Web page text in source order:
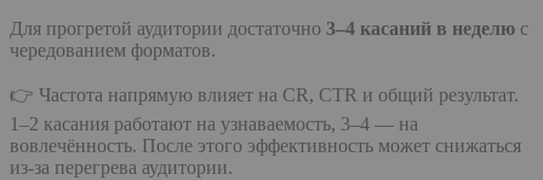
Для прогретой аудитории достаточно 3–4 касаний в неделю с
чередованием форматов.
👉 Частота напрямую влияет на CR, CTR и общий результат.
1–2 касания работают на узнаваемость, 3–4 — на
вовлечённость. После этого эффективность может снижаться
из-за перегрева аудитории.